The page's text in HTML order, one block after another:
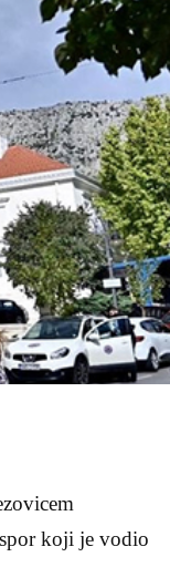
koji je vodio